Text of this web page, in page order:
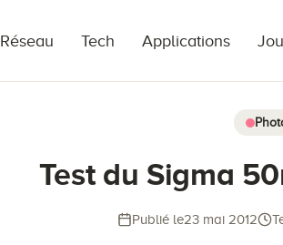
Réseau Tech Applications
Test du Sigma
Publié le23 mai 2012